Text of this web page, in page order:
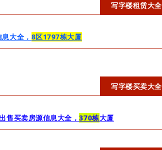
写字楼租赁大全
大全， 8区1797栋大厦
写字楼买卖大全
售买卖房源信息大全，370栋大厦